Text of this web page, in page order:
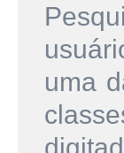
uma